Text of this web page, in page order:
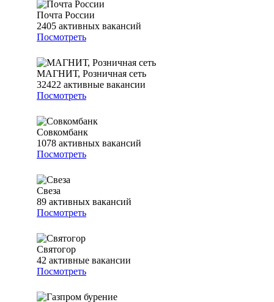
Почта России
2405 активных вакансий
Посмотреть
МАГНИТ, Розничная сеть
32422 активные вакансии
Посмотреть
Совкомбанк
1078 активных вакансий
Посмотреть
Свеза
89 активных вакансий
Посмотреть
Святогор
42 активные вакансии
Посмотреть